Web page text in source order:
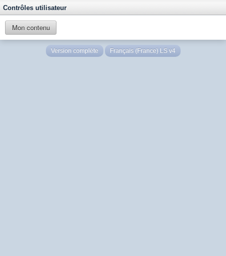
Contrôles utilisateur
Mon contenu
Version complète Français (France) LS v4